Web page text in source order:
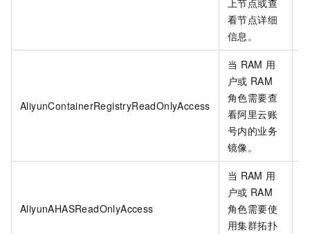
上节点或查
看节点详细
信息。
AliyunContainerRegistryReadOnlyAccess
当 RAM 用
户或 RAM
角色需要查
看阿里云账
号内的业务
镜像。
AliyunAHASReadOnlyAccess
当 RAM 用
户或 RAM
角色需要使
用集群拓扑